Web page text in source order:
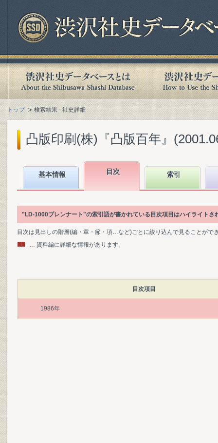
トップ 検索結果 - 社史詳細
凸版印刷(株)『凸版百年』
基本情報 目次 索引
"LD‐1000ブレンナート"の索引語が書かれている目次項目はハイライトさ
目次は見出しの階層(編・章・節・項…など)ごとに絞り込んで見ることがで
… 資料編に詳細な情報があります。
目次項目
1986年